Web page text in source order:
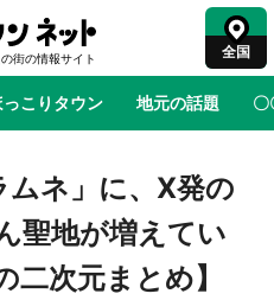
全国
っこりタウン 地元の話題 〇
の時はありがとう 物語がはじ
細胞』と神奈川県の3度目コ
観通じて「小児がん」学べる
ネ」に、X発の
聖地が増えてい
二次元まとめ】